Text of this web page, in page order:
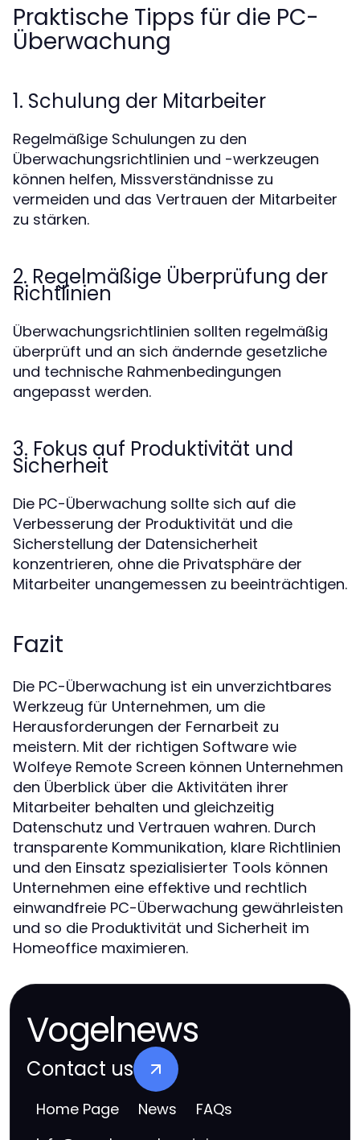
Praktische Tipps für die PC-
Überwachung
1. Schulung der Mitarbeiter
Regelmäßige Schulungen zu den
Überwachungsrichtlinien und -werkzeugen
können helfen, Missverständnisse zu
vermeiden und das Vertrauen der Mitarbeiter
zu stärken.
2. Regelmäßige Überprüfung der
Richtlinien
Überwachungsrichtlinien sollten regelmäßig
überprüft und an sich ändernde gesetzliche
und technische Rahmenbedingungen
angepasst werden.
3. Fokus auf Produktivität und
Sicherheit
Die PC-Überwachung sollte sich auf die
Verbesserung der Produktivität und die
Sicherstellung der Datensicherheit
konzentrieren, ohne die Privatsphäre der
Mitarbeiter unangemessen zu beeinträchtigen.
Fazit
Die PC-Überwachung ist ein unverzichtbares
Werkzeug für Unternehmen, um die
Herausforderungen der Fernarbeit zu
meistern. Mit der richtigen Software wie
Wolfeye Remote Screen können Unternehmen
den Überblick über die Aktivitäten ihrer
Mitarbeiter behalten und gleichzeitig
Datenschutz und Vertrauen wahren. Durch
transparente Kommunikation, klare Richtlinien
und den Einsatz spezialisierter Tools können
Unternehmen eine effektive und rechtlich
einwandfreie PC-Überwachung gewährleisten
und so die Produktivität und Sicherheit im
Homeoffice maximieren.
Vogelnews
Contact us
Home Page News FAQs